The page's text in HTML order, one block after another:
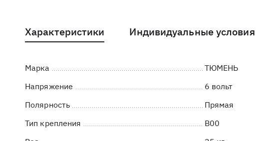
Характеристики Индивидуальные условия
Марка ТЮМЕНЬ
Напряжение
6 вольт
Полярность
Прямая
Тип крепления
B00